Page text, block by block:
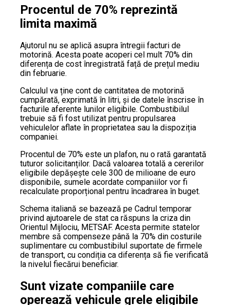
Procentul de 70% reprezintă
limita maximă
Ajutorul nu se aplică asupra întregii facturi de
motorină. Acesta poate acoperi cel mult 70% din
diferența de cost înregistrată față de prețul mediu
din februarie.
Calculul va ține cont de cantitatea de motorină
cumpărată, exprimată în litri, și de datele înscrise în
facturile aferente lunilor eligibile. Combustibilul
trebuie să fi fost utilizat pentru propulsarea
vehiculelor aflate în proprietatea sau la dispoziția
companiei.
Procentul de 70% este un plafon, nu o rată garantată
tuturor solicitanților. Dacă valoarea totală a cererilor
eligibile depășește cele 300 de milioane de euro
disponibile, sumele acordate companiilor vor fi
recalculate proporțional pentru încadrarea în buget.
Schema italiană se bazează pe Cadrul temporar
privind ajutoarele de stat ca răspuns la criza din
Orientul Mijlociu, METSAF. Acesta permite statelor
membre să compenseze până la 70% din costurile
suplimentare cu combustibilul suportate de firmele
de transport, cu condiția ca diferența să fie verificată
la nivelul fiecărui beneficiar.
Sunt vizate companiile care
operează vehicule grele eligibile